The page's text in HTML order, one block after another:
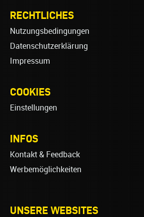
RECHTLICHES
Nutzungsbedingungen
Datenschutzerklärung
Impressum
COOKIES
Einstellungen
INFOS
Kontakt & Feedback
Werbemöglichkeiten
UNSERE WEBSITES